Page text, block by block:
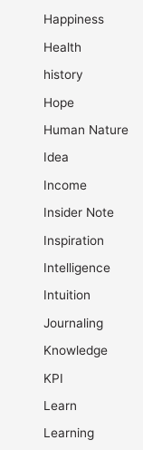
Happiness
Health
history
Hope
Human Nature
Idea
Income
Insider Note
Inspiration
Intelligence
Intuition
Journaling
Knowledge
KPI
Learn
Learning